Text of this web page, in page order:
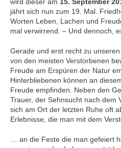
wird dieser am 15. September
jährt sich nun zum 19. Mal.
Worten Leben, Lachen und
mal verwirrend. – Und dennoch,
Gerade und erst recht zu
von den meisten Verstorbenen
Freude am Erspüren der Natur
Hinterbliebenen können an
Freude empfinden. Neben den
Trauer, der Sehnsucht nach dem
sich am Ort der letzten Ruhe oft
Erlebnisse, die man mit dem
… an die Feste die man gefeiert